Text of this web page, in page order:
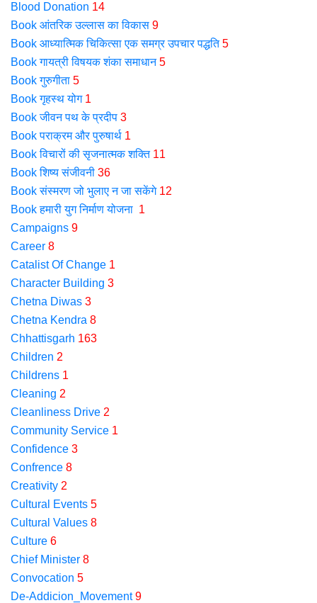
Blood Donation 14
Book आंतरिक उल्लास का विकास 9
Book आध्यात्मिक चिकित्सा एक समग्र उपचार पद्धति 5
Book गायत्री विषयक शंका समाधान 5
Book गुरुगीता 5
Book गृहस्थ योग 1
Book जीवन पथ के प्रदीप 3
Book पराक्रम और पुरुषार्थ 1
Book विचारों की सृजनात्मक शक्ति 11
Book शिष्य संजीवनी 36
Book संस्मरण जो भुलाए न जा सकेंगे 12
Book हमारी युग निर्माण योजना 1
Campaigns 9
Career 8
Catalist Of Change 1
Character Building 3
Chetna Diwas 3
Chetna Kendra 8
Chhattisgarh 163
Children 2
Childrens 1
Cleaning 2
Cleanliness Drive 2
Community Service 1
Confidence 3
Confrence 8
Creativity 2
Cultural Events 5
Cultural Values 8
Culture 6
Chief Minister 8
Convocation 5
De-Addicion_Movement 9